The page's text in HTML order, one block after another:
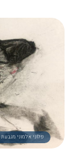
פלוני אלמוני